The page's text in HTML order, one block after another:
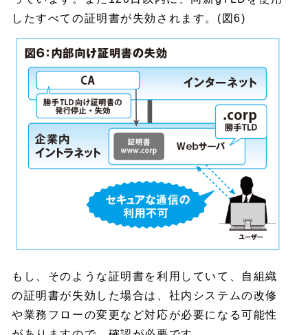
したすべての証明書が失効されます。(図6)
もし、そのような証明書を利用していて、自組織
の証明書が失効した場合は、社内システムの改修
や業務フローの変更など対応が必要になる可能性